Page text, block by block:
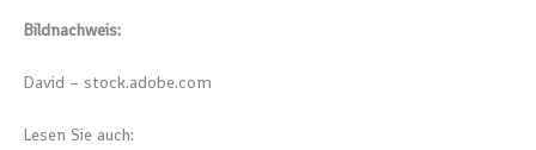
Bildnachweis:
David – stock.adobe.com
Lesen Sie auch: